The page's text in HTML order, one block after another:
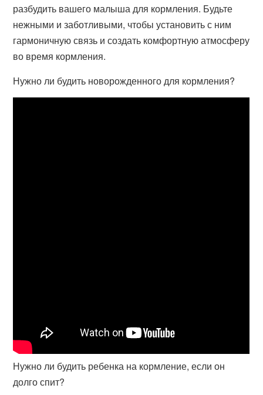
разбудить вашего малыша для кормления. Будьте
нежными и заботливыми, чтобы установить с ним
гармоничную связь и создать комфортную атмосферу
во время кормления.
Нужно ли будить новорожденного для кормления?
Нужно ли будить ребенка на кормление, если он
долго спит?